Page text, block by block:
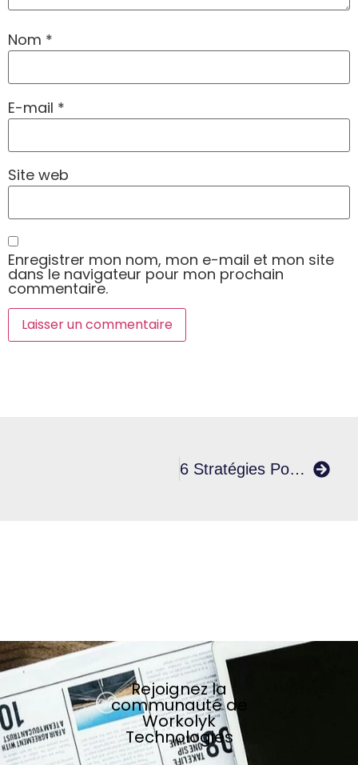
Nom *
E-mail *
Site web
Enregistrer mon nom, mon e-mail et mon site
dans le navigateur pour mon prochain
commentaire.
6 Stratégies Pour Augmenter Sa Productivité
Rejoignez la
communauté de
Workolyk
Technologies